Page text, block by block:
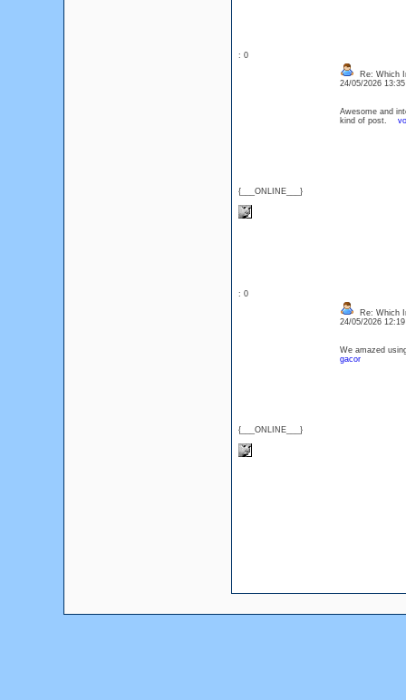
: 0
{___ONLINE___}
Re: Which
24/05/2026
Awesome and
kind of post.
: 0
{___ONLINE___}
Re: Which
24/05/2026
We amazed
gacor